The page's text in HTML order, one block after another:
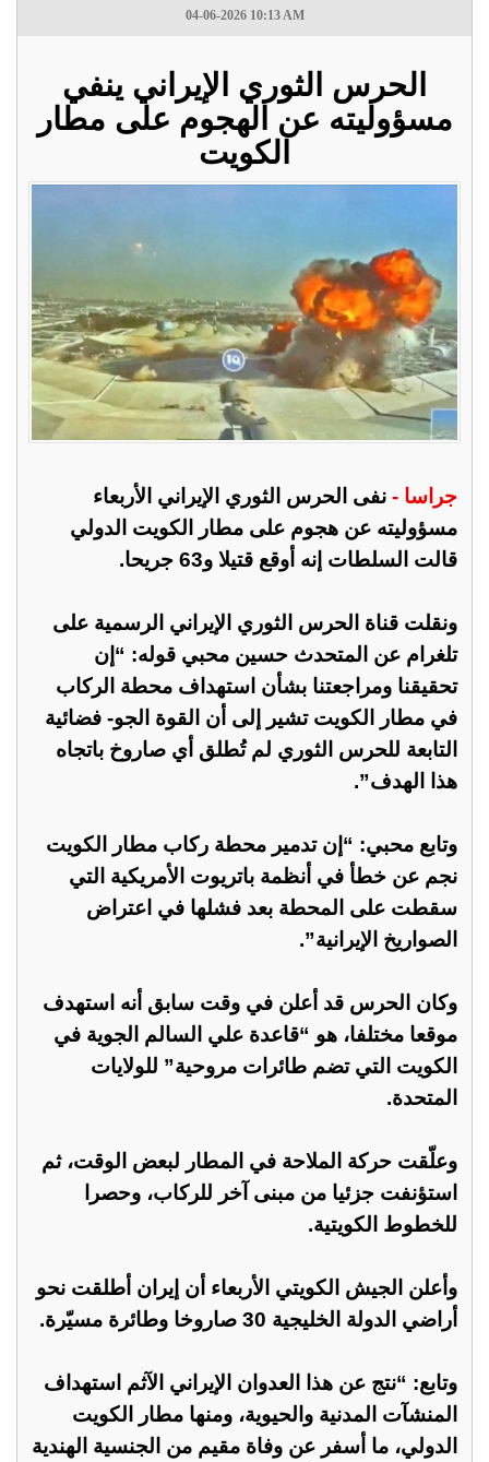
04-06-2026 10:13 AM
الحرس الثوري الإيراني ينفي
مسؤوليته عن الهجوم على مطار
الكويت
جراسا - نفى الحرس الثوري الإيراني الأربعاء
مسؤوليته عن هجوم على مطار الكويت الدولي
قالت السلطات إنه أوقع قتيلا و63 جريحا.
ونقلت قناة الحرس الثوري الإيراني الرسمية على
تلغرام عن المتحدث حسين محبي قوله: “إن
تحقيقنا ومراجعتنا بشأن استهداف محطة الركاب
في مطار الكويت تشير إلى أن القوة الجو- فضائية
التابعة للحرس الثوري لم تُطلق أي صاروخ باتجاه
هذا الهدف”.
وتابع محبي: “إن تدمير محطة ركاب مطار الكويت
نجم عن خطأ في أنظمة باتريوت الأمريكية التي
سقطت على المحطة بعد فشلها في اعتراض
الصواريخ الإيرانية”.
وكان الحرس قد أعلن في وقت سابق أنه استهدف
موقعا مختلفا، هو “قاعدة علي السالم الجوية في
الكويت التي تضم طائرات مروحية” للولايات
المتحدة.
وعلّقت حركة الملاحة في المطار لبعض الوقت، ثم
استؤنفت جزئيا من مبنى آخر للركاب، وحصرا
للخطوط الكويتية.
وأعلن الجيش الكويتي الأربعاء أن إيران أطلقت نحو
أراضي الدولة الخليجية 30 صاروخا وطائرة مسيّرة.
وتابع: “نتج عن هذا العدوان الإيراني الآثم استهداف
المنشآت المدنية والحيوية، ومنها مطار الكويت
الدولي، ما أسفر عن وفاة مقيم من الجنسية الهندية